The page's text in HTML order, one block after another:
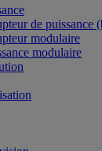
de puissance
modulaire
modulaire